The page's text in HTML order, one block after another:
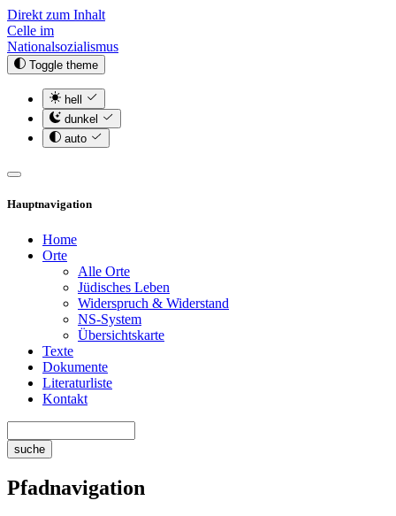
Direkt zum Inhalt
Celle im
Nationalsozialismus
Toggle theme
hell
dunkel
auto
Hauptnavigation
Home
Orte
Alle Orte
Jüdisches Leben
Widerspruch & Widerstand
NS-System
Übersichtskarte
Texte
Dokumente
Literaturliste
Kontakt
Pfadnavigation